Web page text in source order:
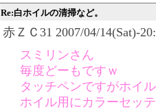
Re:白ホイルの清掃など。
赤ＺＣ31 2007/04/14(Sat)-
スミリンさん
毎度どーもですｗ
タッチペンですがホイ
ホイル用にカラーセッ